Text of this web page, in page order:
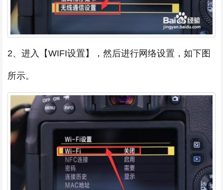
2、进入【WIFI设置】，然后进行网络设置，如下图
所示。